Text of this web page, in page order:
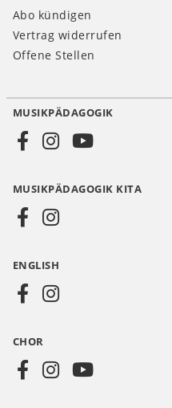
Abo kündigen
Vertrag widerrufen
Offene Stellen
Social
Media
DE
MUSIKPÄDAGOGIK
MUSIKPÄDAGOGIK KITA
ENGLISH
CHOR